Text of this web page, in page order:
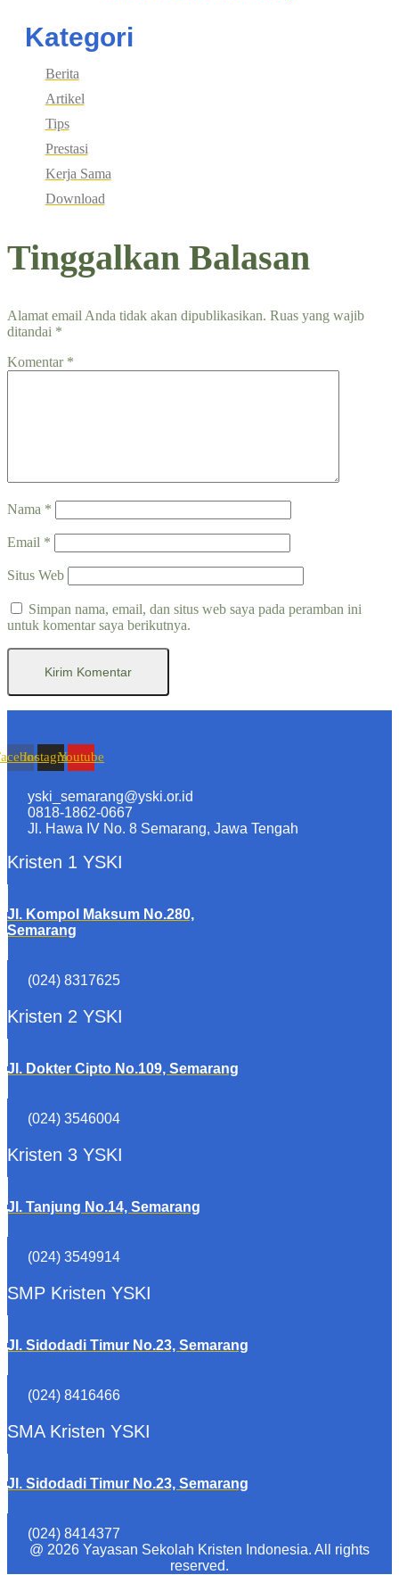
Kategori
Berita
Artikel
Tips
Prestasi
Kerja Sama
Download
Tinggalkan Balasan
Alamat email Anda tidak akan dipublikasikan. Ruas yang wajib
ditandai *
Komentar *
Nama *
Email *
Situs Web
Simpan nama, email, dan situs web saya pada peramban ini
untuk komentar saya berikutnya.
InstagramYoutube
yski_semarang@yski.or.id
0818-1862-0667
Jl. Hawa IV No. 8 Semarang, Jawa Tengah
Kristen 1 YSKI
Jl. Kompol Maksum No.280,
Semarang
(024) 8317625
Kristen 2 YSKI
Jl. Dokter Cipto No.109, Semarang
(024) 3546004
Kristen 3 YSKI
Jl. Tanjung No.14, Semarang
(024) 3549914
SMP Kristen YSKI
Jl. Sidodadi Timur No.23, Semarang
(024) 8416466
SMA Kristen YSKI
Jl. Sidodadi Timur No.23, Semarang
(024) 8414377
@ 2026 Yayasan Sekolah Kristen Indonesia. All rights
reserved.